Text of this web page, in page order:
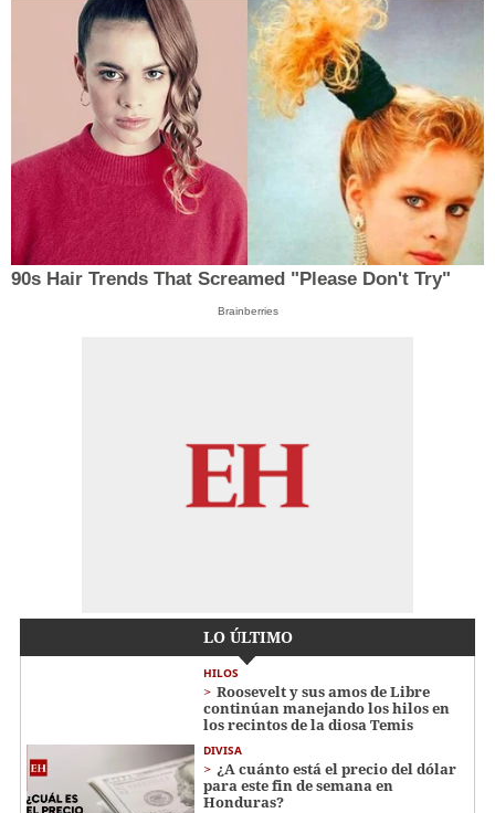
90s Hair Trends That Screamed "Please Don't Try"
Brainberries
LO ÚLTIMO
HILOS
Roosevelt y sus amos de Libre
continúan manejando los hilos en
los recintos de la diosa Temis
DIVISA
¿A cuánto está el precio del dólar
para este fin de semana en
Honduras?